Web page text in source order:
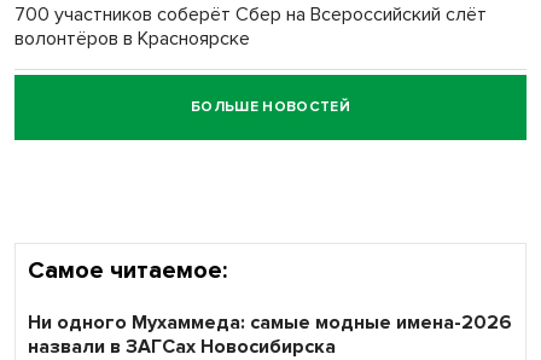
700 участников соберёт Сбер на Всероссийский слёт
волонтёров в Красноярске
Честный выбор: видеонаблюдение обеспечит
объективность результатов ЕДГ в Новосибирской
БОЛЬШЕ НОВОСТЕЙ
Самое читаемое:
Ни одного Мухаммеда: самые модные имена-2026
назвали в ЗАГСах Новосибирска